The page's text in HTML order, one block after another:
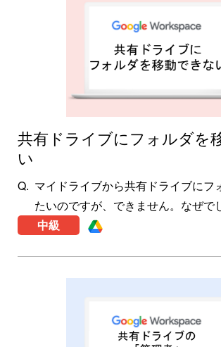
共有ドライブにフォルダを
い
マイドライブから共有ドライブにフ
たいのですが、できません。なぜで
中級